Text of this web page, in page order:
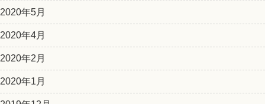
2020年5月
2020年4月
2020年2月
2020年1月